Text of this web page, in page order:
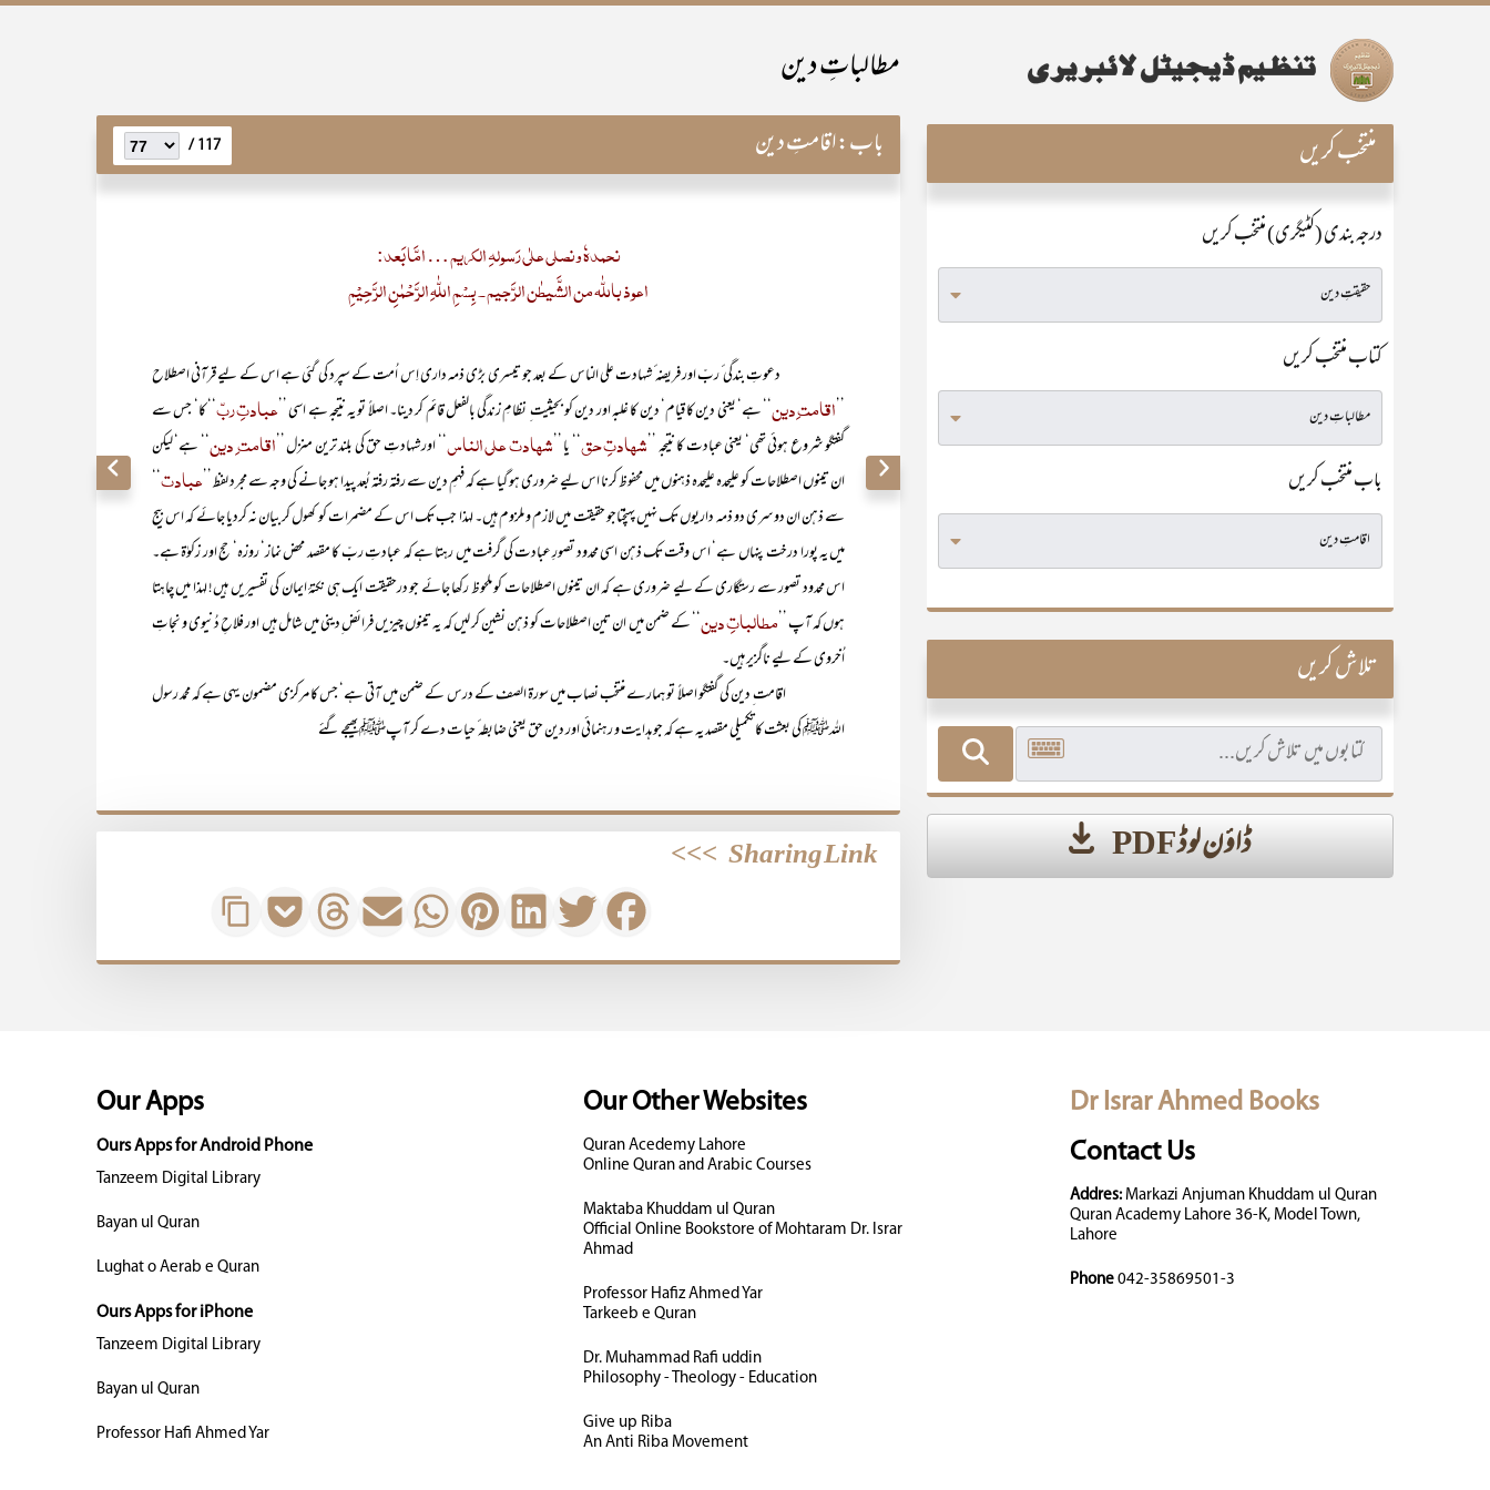
مطالباتِ دین
باب:اقامتِ دین 117 /
نحمدہٗ ونصلی علٰی رَسولہِ الکریم … امَّا بَعد:
اعوذ باللّٰہ من الشَّیطٰن الرَّجیم ۔ بِسْمِ اللّٰہِ الرَّحْمٰنِ الرَّحِیْمِ
دعوتِ بندگی ٔ ربّ اور فریضہ ٔ شہادت علی الناس کے بعد جو تیسری بڑی ذمہ داری اِس اُمت کے سپرد کی گئی ہے اس کے لیے قرآنی اصطلاح
اقامت ِدین‘‘ ہے‘ یعنی دین کا قیام‘ دین کا غلبہ اور دین کو بحیثیت ِ نظامِ زندگی بالفعل قائم کر دینا۔ اصلاً تو یہ نتیجہ ہے اسی ’’ عبادتِ ربّ ‘‘ کا‘ جس سے
گفتگو شروع ہوئی تھی‘ یعنی عبادت کا نتیجہ ’’ شہادتِ حق ‘‘ یا ’’ شہادت علی الناس ‘‘ اور شہادتِ حق کی بلند ترین منزل ’’ اقامت ِ دین ‘‘ ہے‘ لیکن
ان تینوں اصطلاحات کو علیحدہ علیحدہ ذہنوں میں محفوظ کرنا اس لیے ضروری ہو گیا ہے کہ فہمِ دین سے رفتہ رفتہ بُعد پیدا ہو جانے کی وجہ سے مجرد لفظ ’’ عبادت
سے ذہن ان دوسری دو ذمہ داریوں تک نہیں پہنچتاجو حقیقت میں لازم و ملزوم ہیں۔ لہذا جب تک اس کے مضمرات کو کھول کر بیان نہ کردیا جائے کہ اس بیج
میں یہ پورا درخت پنہاں ہے‘ اس وقت تک ذہن اسی محدود تصورِ عبادت کی گرفت میں رہتا ہے کہ عبادتِ ربّ کا مقصد محض نماز‘ روزہ‘ حج اور زکوٰۃ ہے۔
اس محدود تصور سے رستگاری کے لیے ضروری ہے کہ ان تینوں اصطلاحات کو ملحوظ رکھا جائے جو درحقیقت ایک ہی نکتۂ ایمان کی تفسیریں ہیں! لہذا میں چاہتا
ہوں کہ آپ ’’ مطالباتِ دین ‘‘ کے ضمن میں ان تین اصطلاحات کو ذہن نشین کر لیں کہ یہ تینوں چیزیں فرائض ِدینی میں شامل ہیں اور فلاحِ دُنیوی و نجاتِ
اُخروی کے لیے ناگزیر ہیں۔
اقامت ِ دین کی گفتگو اصلاً تو ہمارے منتخب نصاب میں سورۃ الصف کے درس کے ضمن میں آتی ہے‘ جس کا مرکزی مضمون یہی ہے کہ محمد رسول
اللہﷺ کی بعثت کا تکمیلی مقصد یہ ہے کہ جو ہدایت و رہنمائی اور دین حق یعنی ضابطہ ٔ حیات دے کر آپﷺ بھیجے گئے
Sharing Link
>>>
منتخب کریں
درجہ بندی (کٹیگری) منتخب کریں
کتاب منتخب کریں
باب منتخب کریں
تلاش کریں
ڈاؤن لوڈ PDF
Dr Israr Ahmed Books
Contact Us
Addres:Markazi Anjuman Khuddam ul Quran
Quran Academy Lahore 36-K, Model Town,
Lahore
Phone 042-35869501-3
Our Other Websites
Quran Acedemy Lahore
Online Quran and Arabic Courses
Maktaba Khuddam ul Quran
Official Online Bookstore of Mohtaram Dr. Israr
Ahmad
Professor Hafiz Ahmed Yar
Tarkeeb e Quran
Dr. Muhammad Rafi uddin
Philosophy - Theology - Education
Give up Riba
An Anti Riba Movement
Our Apps
Ours Apps for Android Phone
Tanzeem Digital Library
Bayan ul Quran
Lughat o Aerab e Quran
Ours Apps for iPhone
Tanzeem Digital Library
Bayan ul Quran
Professor Hafi Ahmed Yar